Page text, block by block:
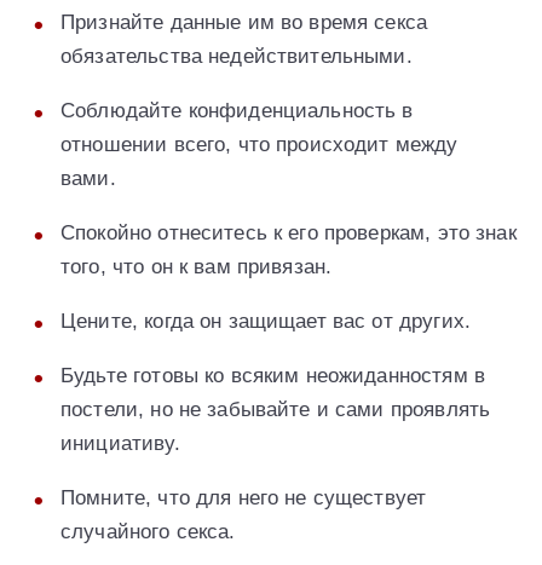
Признайте данные им во время секса
обязательства недействительными.
Соблюдайте конфиденциальность в
отношении всего, что происходит между
вами.
Спокойно отнеситесь к его проверкам, это знак
того, что он к вам привязан.
Цените, когда он защищает вас от других.
Будьте готовы ко всяким неожиданностям в
постели, но не забывайте и сами проявлять
инициативу.
Помните, что для него не существует
случайного секса.